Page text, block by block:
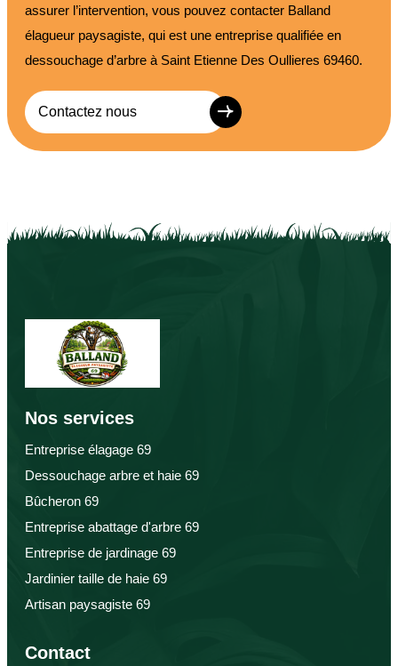
assurer l’intervention, vous pouvez contacter Balland
élagueur paysagiste, qui est une entreprise qualifiée en
dessouchage d’arbre à Saint Etienne Des Oullieres 69460.
Contactez nous
Nos services
Entreprise élagage 69
Dessouchage arbre et haie 69
Bûcheron 69
Entreprise abattage d'arbre 69
Entreprise de jardinage 69
Jardinier taille de haie 69
Artisan paysagiste 69
Contact